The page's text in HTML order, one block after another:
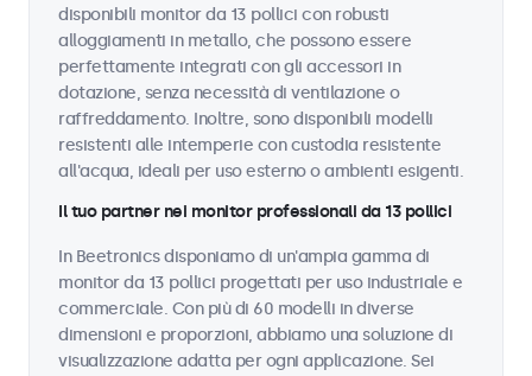
disponibili monitor da 13 pollici con robusti
alloggiamenti in metallo, che possono essere
perfettamente integrati con gli accessori in
dotazione, senza necessità di ventilazione o
raffreddamento. Inoltre, sono disponibili modelli
resistenti alle intemperie con custodia resistente
all'acqua, ideali per uso esterno o ambienti esigenti.
Il tuo partner nei monitor professionali da 13 pollici
In Beetronics disponiamo di un'ampia gamma di
monitor da 13 pollici progettati per uso industriale e
commerciale. Con più di 60 modelli in diverse
dimensioni e proporzioni, abbiamo una soluzione di
visualizzazione adatta per ogni applicazione. Sei